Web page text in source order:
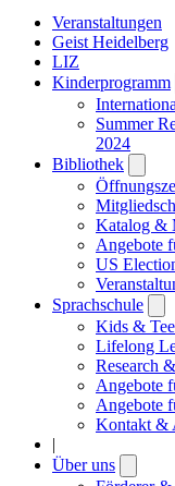
Veranstaltungen
Geist Heidelberg
LIZ
Kinderprogramm
Summer
2024
Bibliothek
Katalog &
Angebote
US
Sprachschule
Kids &
Lifelong
Research
Angebote
Angebote
Kontakt &
|
Über uns